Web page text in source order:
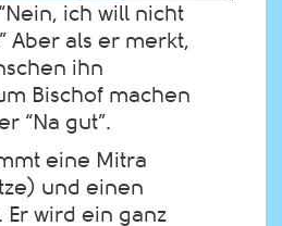
ich will nicht
Aber als er merkt,
ihn
Bischof machen
“Na gut”.
eine Mitra
und einen
Er wird ein ganz